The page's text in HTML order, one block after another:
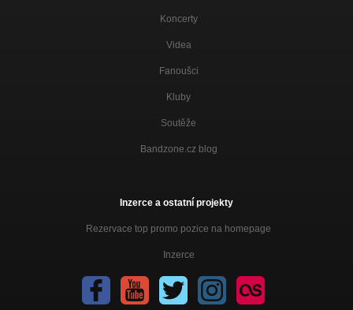
Koncerty
Videa
Fanoušci
Kluby
Soutěže
Bandzone.cz blog
Inzerce a ostatní projekty
Rezervace top promo pozice na homepage
Inzerce